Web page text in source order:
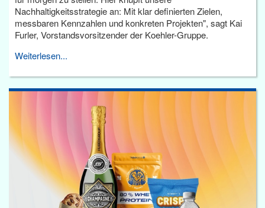
Nachhaltigkeitsstrategie an: Mit klar definierten Zielen,
messbaren Kennzahlen und konkreten Projekten", sagt Kai
Furler, Vorstandsvorsitzender der Koehler-Gruppe.
Weiterlesen...